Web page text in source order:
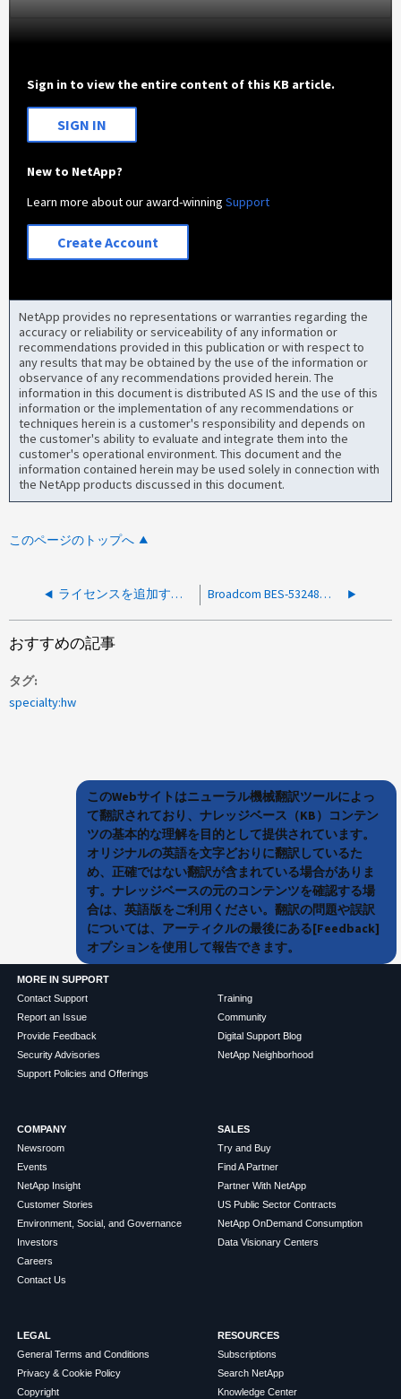
Sign in to view the entire content of this KB article.
SIGN IN
New to NetApp?
Learn more about our award-winningSupport
Create Account
NetApp provides no representations or warranties regarding the
accuracy or reliability or serviceability of any information or
recommendations provided in this publication or with respect to
any results that may be obtained by the use of the information or
observance of any recommendations provided herein. The
information in this document is distributed AS IS and the use of this
information or the implementation of any recommendations or
techniques herein is a customer's responsibility and depends on
the customer's ability to evaluate and integrate them into the
customer's operational environment. This document and the
information contained herein may be used solely in connection with
the NetApp products discussed in this document.
このページのトップへ
ライセンスを追加するとBroadcom BES-53248がリブートします Broadcom BES-53248スイッチが再起動ループに陥っている
おすすめの記事
タグ
specialty:hw
このWebサイトはニューラル機械翻訳ツールによっ
て翻訳されており、ナレッジベース（KB）コンテン
ツの基本的な理解を目的として提供されています。
オリジナルの英語を文字どおりに翻訳しているた
め、正確ではない翻訳が含まれている場合がありま
す。ナレッジベースの元のコンテンツを確認する場
合は、英語版をご利用ください。翻訳の問題や誤訳
については、アーティクルの最後にある[Feedback]
オプションを使用して報告できます。
MORE IN SUPPORT
Contact Support
Report an Issue
Provide Feedback
Security Advisories
Support Policies and Offerings
Training
Community
Digital Support Blog
NetApp Neighborhood
COMPANY
Newsroom
Events
NetApp Insight
Customer Stories
Environment, Social, and Governance
Investors
Careers
Contact Us
SALES
Try and Buy
Find A Partner
Partner With NetApp
US Public Sector Contracts
NetApp OnDemand Consumption
Data Visionary Centers
LEGAL
General Terms and Conditions
Privacy & Cookie Policy
Copyright
RESOURCES
Subscriptions
Search NetApp
Knowledge Center